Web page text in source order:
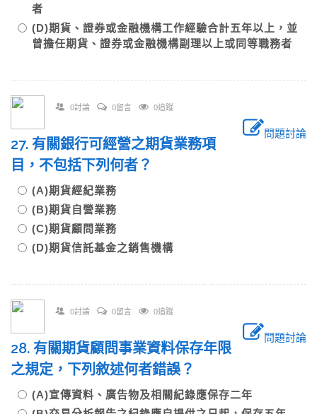
者
(D)期貨、證券或金融機構工作經驗合計五年以上，並
曾擔任期貨、證券或金融機構副理以上或同等職務者
0討論 0留言 0追蹤
問題討論
27. 有關銀行可經營之期貨業務項
目，不包括下列何者？
(A)期貨經紀業務
(B)期貨自營業務
(C)期貨顧問業務
(D)期貨信託基金之銷售機構
0討論 0留言 0追蹤
問題討論
28. 有關期貨顧問事業資料保存年限
之規定，下列敘述何者錯誤？
(A)宣傳資料、廣告物及相關紀錄應保存二年